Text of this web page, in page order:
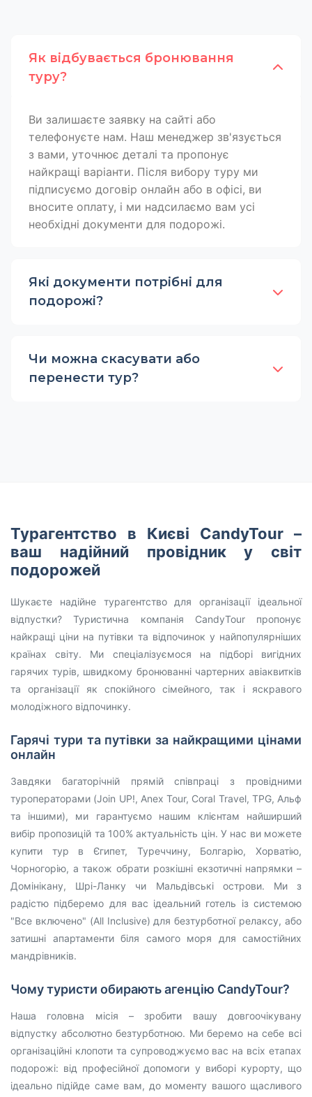
Як відбувається бронювання
туру?
Ви залишаєте заявку на сайті або
телефонуєте нам. Наш менеджер зв'язується
з вами, уточнює деталі та пропонує
найкращі варіанти. Після вибору туру ми
підписуємо договір онлайн або в офісі, ви
вносите оплату, і ми надсилаємо вам усі
необхідні документи для подорожі.
Які документи потрібні для
подорожі?
Чи можна скасувати або
перенести тур?
Турагентство в Києві CandyTour –
ваш надійний провідник у світ
подорожей
Шукаєте надійне турагентство для організації ідеальної
відпустки? Туристична компанія CandyTour пропонує
найкращі ціни на путівки та відпочинок у найпопулярніших
країнах світу. Ми спеціалізуємося на підборі вигідних
гарячих турів, швидкому бронюванні чартерних авіаквитків
та організації як спокійного сімейного, так і яскравого
молодіжного відпочинку.
Гарячі тури та путівки за найкращими цінами
онлайн
Завдяки багаторічній прямій співпраці з провідними
туроператорами (Join UP!, Anex Tour, Coral Travel, TPG, Альф
та іншими), ми гарантуємо нашим клієнтам найширший
вибір пропозицій та 100% актуальність цін. У нас ви можете
купити тур в Єгипет, Туреччину, Болгарію, Хорватію,
Чорногорію, а також обрати розкішні екзотичні напрямки –
Домінікану, Шрі-Ланку чи Мальдівські острови. Ми з
радістю підберемо для вас ідеальний готель із системою
"Все включено" (All Inclusive) для безтурботної релаксу, або
затишні апартаменти біля самого моря для самостійних
мандрівників.
Чому туристи обирають агенцію CandyTour?
Наша головна місія – зробити вашу довгоочікувану
відпустку абсолютно безтурботною. Ми беремо на себе всі
організаційні клопоти та супроводжуємо вас на всіх етапах
подорожі: від професійної допомоги у виборі курорту, що
ідеально підійде саме вам, до моменту вашого щасливого